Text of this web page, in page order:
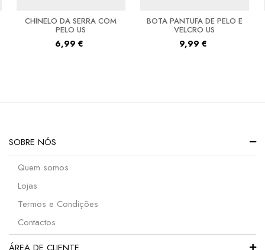
CHINELO DA SERRA COM
PELO US
6,99 €
BOTA PANTUFA DE PELO E
VELCRO US
9,99 €
SOBRE NÓS
Quem somos
Lojas
Termos e Condições
Contactos